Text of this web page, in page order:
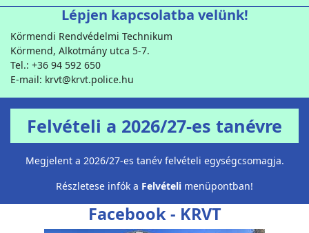
Lépjen kapcsolatba velünk!
Körmendi Rendvédelmi Technikum
Körmend, Alkotmány utca 5-7.
Tel.: +36 94 592 650
E-mail: krvt@krvt.police.hu
Felvételi a 2026/27-es tanévre
Megjelent a 2026/27-es tanév felvételi egységcsomagja.
Részletese infók a Felvételi menüpontban!
Facebook - KRVT